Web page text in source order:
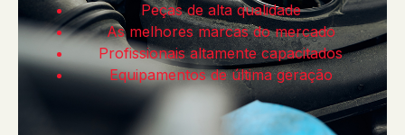
Peças de alta qualidade
As melhores marcas do mercado
Profissionais altamente capacitados
Equipamentos de última geração